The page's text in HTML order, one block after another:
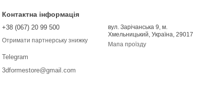
Контактна інформація
+38 (067) 20 99 500
Отримати партнерську знижку
Telegram
3dformestore@gmail.com
вул. Зарічанська 9, м.
Хмельницький, Україна, 29017
Мапа проїзду